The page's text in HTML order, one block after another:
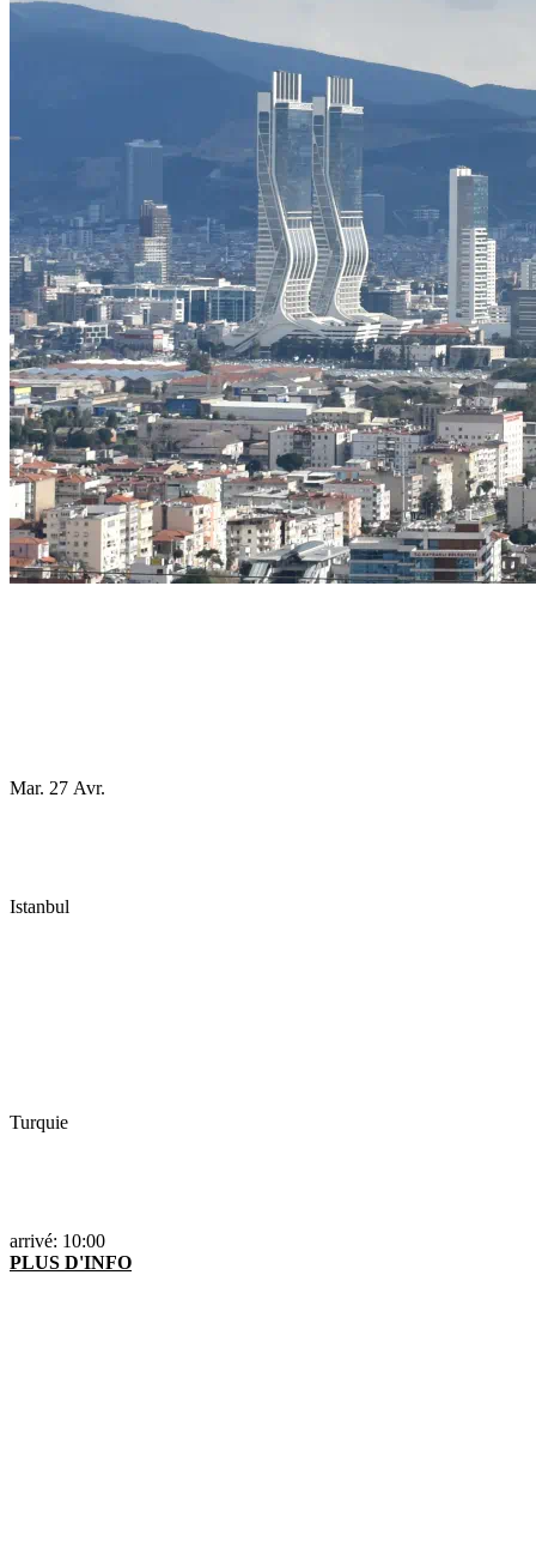
Mar. 27 Avr.
Istanbul
Turquie
arrivé: 10:00
PLUS D'INFO